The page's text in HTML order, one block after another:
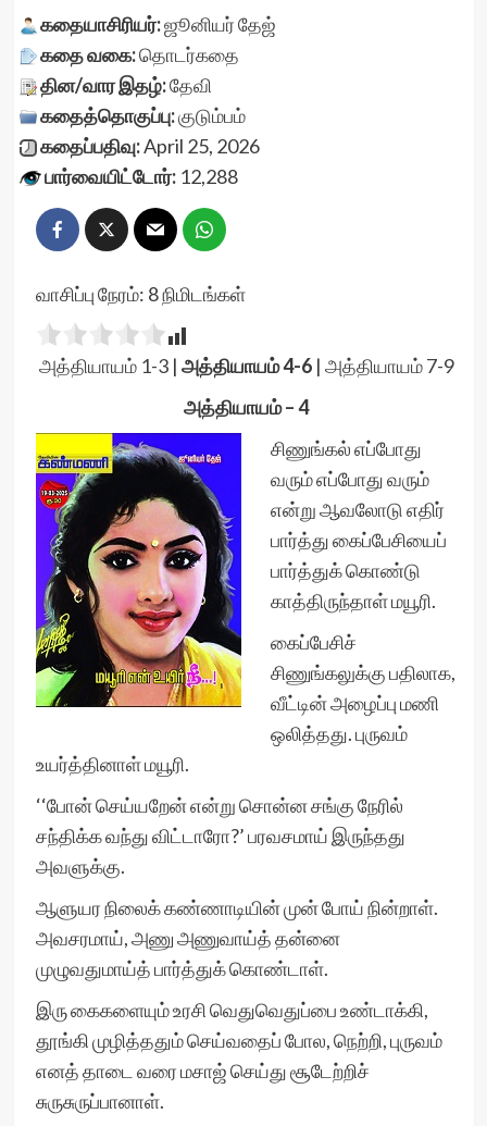
கதையாசிரியர்:ஜூனியர் தேஜ்
கதை வகை:தொடர்கதை
தின/வார இதழ்:தேவி
கதைத்தொகுப்பு:குடும்பம்
கதைப்பதிவு:April 25, 2026
பார்வையிட்டோர்:12,288
வாசிப்பு நேரம்: 8நிமிடங்கள்
அத்தியாயம் 1-3| அத்தியாயம் 4-6| அத்தியாயம் 7-9
அத்தியாயம் – 4
சிணுங்கல் எப்போது
வரும் எப்போது வரும்
என்று ஆவலோடு எதிர்
பார்த்து கைப்பேசியைப்
பார்த்துக் கொண்டு
காத்திருந்தாள் மயூரி.
கைப்பேசிச்
சிணுங்கலுக்கு பதிலாக,
வீட்டின் அழைப்பு மணி
ஒலித்தது. புருவம்
உயர்த்தினாள் மயூரி.
‘‘போன் செய்யறேன் என்று சொன்ன சங்கு நேரில்
சந்திக்க வந்து விட்டாரோ?’ பரவசமாய் இருந்தது
அவளுக்கு.
ஆளுயர நிலைக் கண்ணாடியின் முன் போய் நின்றாள்.
அவசரமாய், அணு அணுவாய்த் தன்னை
முழுவதுமாய்த் பார்த்துக் கொண்டாள்.
இரு கைகளையும் உரசி வெதுவெதுப்பை உண்டாக்கி,
தூங்கி முழித்ததும் செய்வதைப் போல, நெற்றி, புருவம்
எனத் தாடை வரை மசாஜ் செய்து சூடேற்றிச்
சுருசுருப்பானாள்.